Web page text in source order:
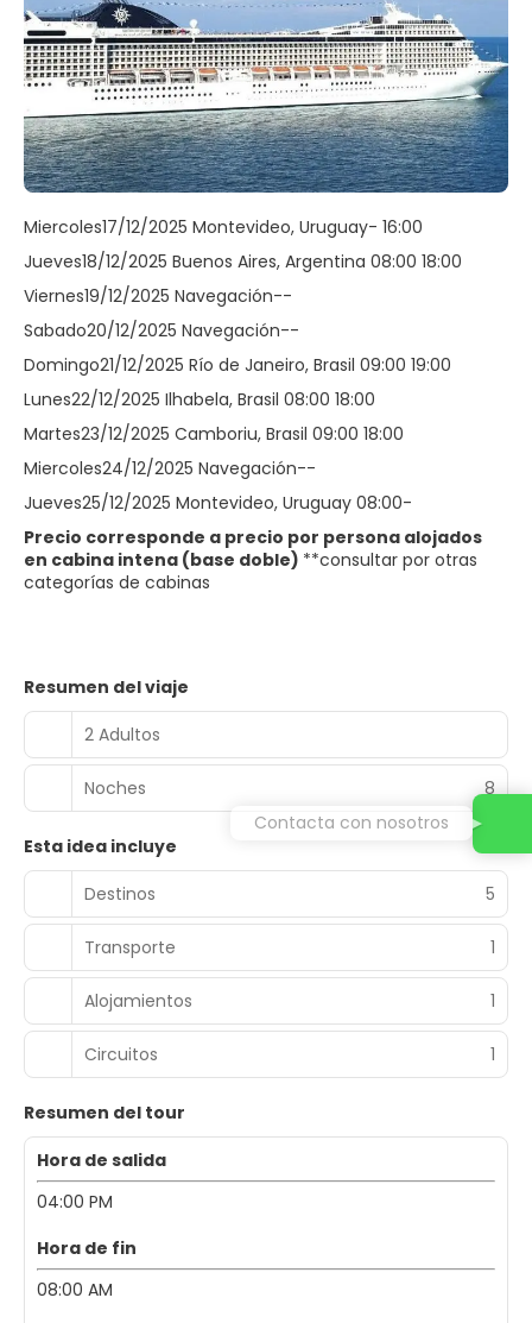
Miercoles17/12/2025 Montevideo, Uruguay- 16:00
Jueves18/12/2025 Buenos Aires, Argentina 08:00 18:00
Viernes19/12/2025 Navegación--
Sabado20/12/2025 Navegación--
Domingo21/12/2025 Río de Janeiro, Brasil 09:00 19:00
Lunes22/12/2025 Ilhabela, Brasil 08:00 18:00
Martes23/12/2025 Camboriu, Brasil 09:00 18:00
Miercoles24/12/2025 Navegación--
Jueves25/12/2025 Montevideo, Uruguay 08:00-
Precio corresponde a precio por persona alojados
en cabina intena (base doble) **consultar por otras
categorías de cabinas
Resumen del viaje
2 Adultos
Noches 8
Esta idea incluye
Destinos
5
Transporte 1
Alojamientos 1
Circuitos 1
Resumen del tour
Hora de salida
04:00 PM
Hora de fin
08:00 AM
Contacta con nosotros